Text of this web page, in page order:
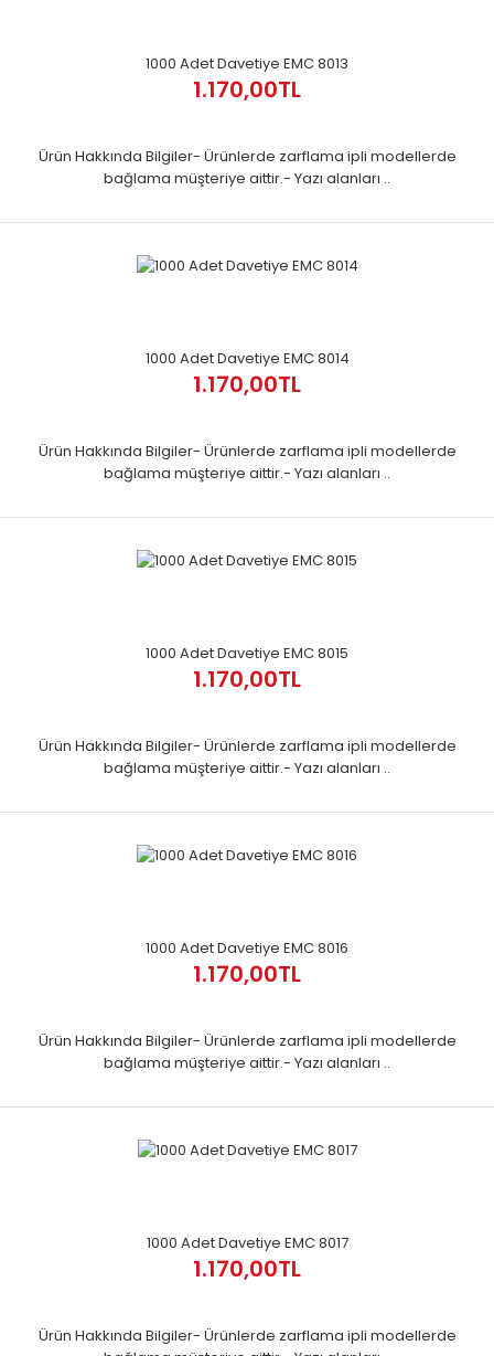
1000 Adet Davetiye EMC 8013
1.170,00TL
Ürün Hakkında Bilgiler- Ürünlerde zarflama ipli modellerde
bağlama müşteriye aittir.- Yazı alanları ..
1000 Adet Davetiye EMC 8014
1.170,00TL
Ürün Hakkında Bilgiler- Ürünlerde zarflama ipli modellerde
bağlama müşteriye aittir.- Yazı alanları ..
1000 Adet Davetiye EMC 8015
1.170,00TL
Ürün Hakkında Bilgiler- Ürünlerde zarflama ipli modellerde
bağlama müşteriye aittir.- Yazı alanları ..
1000 Adet Davetiye EMC 8016
1.170,00TL
Ürün Hakkında Bilgiler- Ürünlerde zarflama ipli modellerde
bağlama müşteriye aittir.- Yazı alanları ..
1000 Adet Davetiye EMC 8017
1.170,00TL
Ürün Hakkında Bilgiler- Ürünlerde zarflama ipli modellerde